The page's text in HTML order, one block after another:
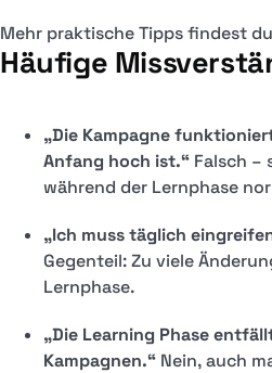
Mehr praktische Tipps findest
Häufige
„Die Kampagne
Anfang hoch ist.“ Falsch –
während der Lernphase
„Ich muss täglich
Gegenteil: Zu viele
Lernphase.
„Die Learning Phase
Kampagnen.“ Nein, auch